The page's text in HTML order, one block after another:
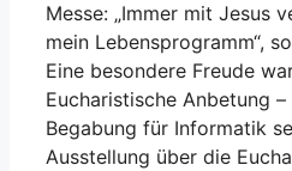
Messe: „Immer mit Jesus
mein Lebensprogramm“,
Eine besondere Freude
Eucharistische Anbetung
Begabung für Informatik
Ausstellung über die